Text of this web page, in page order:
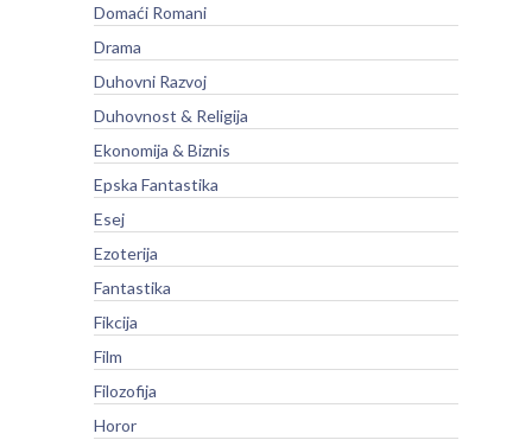
Domaći Romani
Drama
Duhovni Razvoj
Duhovnost & Religija
Ekonomija & Biznis
Epska Fantastika
Esej
Ezoterija
Fantastika
Fikcija
Film
Filozofija
Horor